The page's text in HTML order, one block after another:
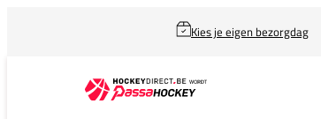
Kies je eigen bezorgdag